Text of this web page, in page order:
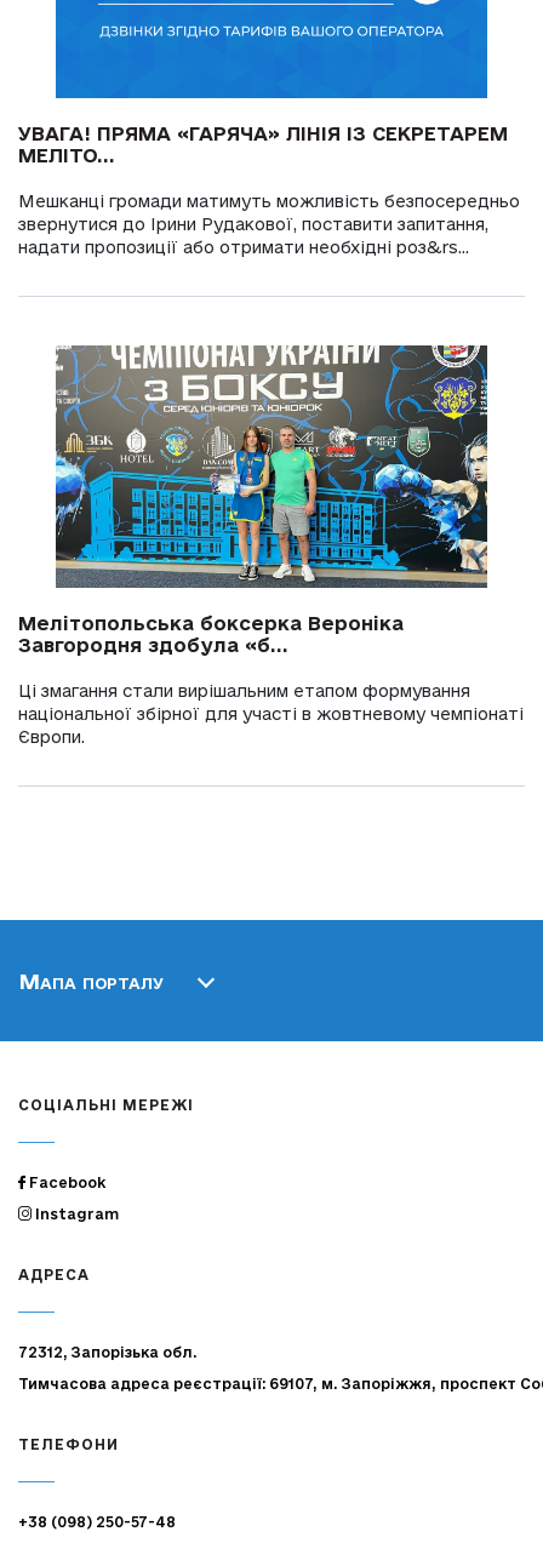
УВАГА! ПРЯМА «ГАРЯЧА» ЛІНІЯ ІЗ СЕКРЕТАРЕМ
МЕЛІТО...
Мешканці громади матимуть можливість безпосередньо
звернутися до Ірини Рудакової, поставити запитання,
надати пропозиції або отримати необхідні роз&rs...
Мелітопольська боксерка Вероніка
Завгородня здобула «б...
Ці змагання стали вирішальним етапом формування
національної збірної для участі в жовтневому чемпіонаті
Європи.
Мапа порталу
СОЦІАЛЬНІ МЕРЕЖІ
Facebook
Instagram
АДРЕСА
72312, Запорізька обл.
Тимчасова адреса реєстрації: 69107, м. Запоріжжя, проспект
ТЕЛЕФОНИ
+38 (098) 250-57-48